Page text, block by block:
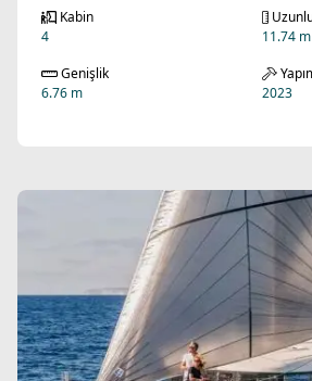
Kabin
4
11.74 m
Genişlik
6.76 m
2023